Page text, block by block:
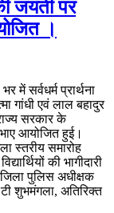
जयंती पर
।
में सर्वधर्म प्रार्थना
गांधी एवं लाल बहादुर
सरकार के
आयोजित हुई।
स्तरीय समारोह
की भागीदारी
पुलिस अधीक्षक
टी शुभमंगला, अतिरिक्त